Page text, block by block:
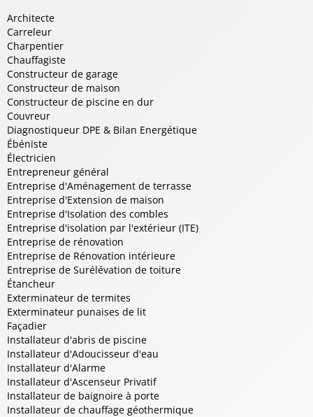
Architecte
Carreleur
Charpentier
Chauffagiste
Constructeur de garage
Constructeur de maison
Constructeur de piscine en dur
Couvreur
Diagnostiqueur DPE & Bilan Energétique
Ébéniste
Électricien
Entrepreneur général
Entreprise d'Aménagement de terrasse
Entreprise d'Extension de maison
Entreprise d'Isolation des combles
Entreprise d'isolation par l'extérieur (ITE)
Entreprise de rénovation
Entreprise de Rénovation intérieure
Entreprise de Surélévation de toiture
Étancheur
Exterminateur de termites
Exterminateur punaises de lit
Façadier
Installateur d'abris de piscine
Installateur d'Adoucisseur d'eau
Installateur d'Alarme
Installateur d'Ascenseur Privatif
Installateur de baignoire à porte
Installateur de chauffage géothermique